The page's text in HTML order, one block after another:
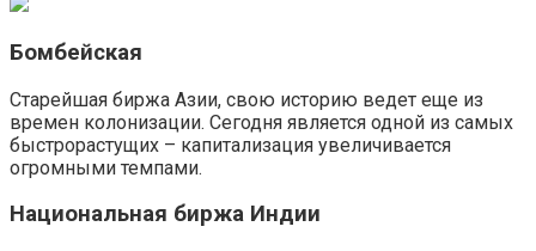
Бомбейская
Старейшая биржа Азии, свою историю ведет еще из
времен колонизации. Сегодня является одной из самых
быстрорастущих – капитализация увеличивается
огромными темпами.
Национальная биржа Индии